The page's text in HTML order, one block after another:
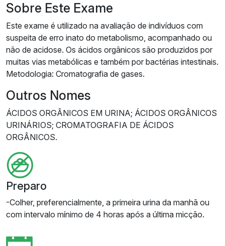
Sobre Este Exame
Este exame é utilizado na avaliação de indivíduos com
suspeita de erro inato do metabolismo, acompanhado ou
não de acidose. Os ácidos orgânicos são produzidos por
muitas vias metabólicas e também por bactérias intestinais.
Metodologia: Cromatografia de gases.
Outros Nomes
ÁCIDOS ORGÂNICOS EM URINA; ÁCIDOS ORGÂNICOS
URINÁRIOS; CROMATOGRAFIA DE ÁCIDOS
ORGÂNICOS.
Preparo
-Colher, preferencialmente, a primeira urina da manhã ou
com intervalo mínimo de 4 horas após a última micção.